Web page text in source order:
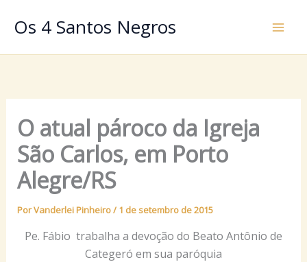
paraOs 4 Santos Negros
O atual pároco da Igreja
São Carlos, em Porto
Alegre/RS
PorVanderlei Pinheiro/ 1 de setembro de 2015
Pe. Fábio trabalha a devoção do Beato Antônio de
Categeró em sua paróquia